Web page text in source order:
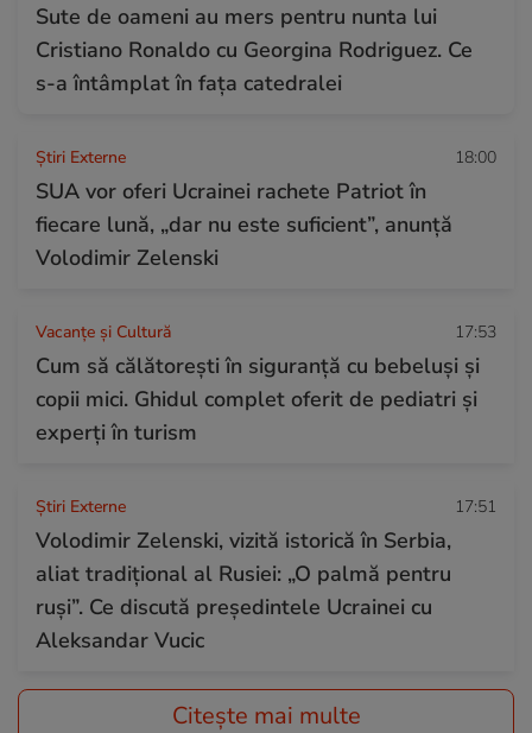
Sute de oameni au mers pentru nunta lui
Cristiano Ronaldo cu Georgina Rodriguez. Ce
s-a întâmplat în fața catedralei
Știri Externe 18:00
SUA vor oferi Ucrainei rachete Patriot în
fiecare lună, „dar nu este suficient”, anunță
Volodimir Zelenski
Vacanțe și Cultură 17:53
Cum să călătorești în siguranță cu bebeluși și
copii mici. Ghidul complet oferit de pediatri și
experți în turism
Știri Externe 17:51
Volodimir Zelenski, vizită istorică în Serbia,
aliat tradițional al Rusiei: „O palmă pentru
ruși”. Ce discută președintele Ucrainei cu
Aleksandar Vucic
Citește mai multe